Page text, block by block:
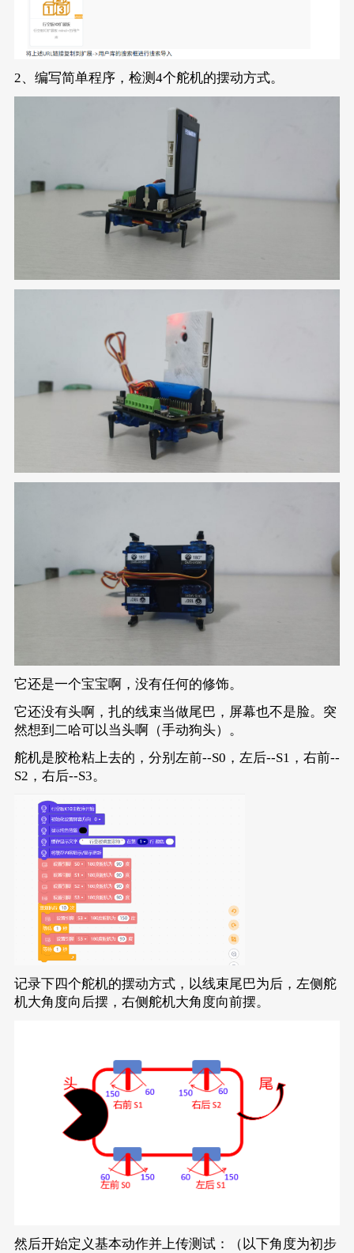
2、编写简单程序，检测4个舵机的摆动方式。
它还是一个宝宝啊，没有任何的修饰。
它还没有头啊，扎的线束当做尾巴，屏幕也不是脸。突
然想到二哈可以当头啊（手动狗头）。
舵机是胶枪粘上去的，分别左前--S0，左后--S1，右前--
S2，右后--S3。
记录下四个舵机的摆动方式，以线束尾巴为后，左侧舵
机大角度向后摆，右侧舵机大角度向前摆。
然后开始定义基本动作并上传测试：（以下角度为初步